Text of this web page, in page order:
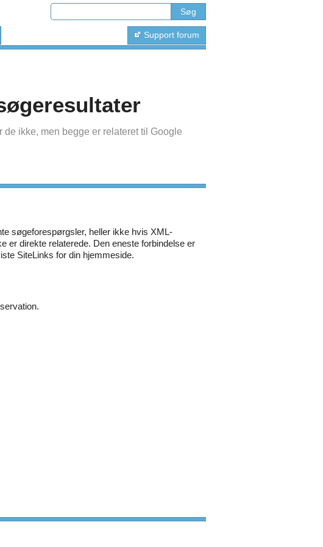
Support forum
ikke, men begge er relateret til Google
søgeforespørgsler, heller ikke hvis XML-
er direkte relaterede. Den eneste forbindelse er
SiteLinks for din hjemmeside.